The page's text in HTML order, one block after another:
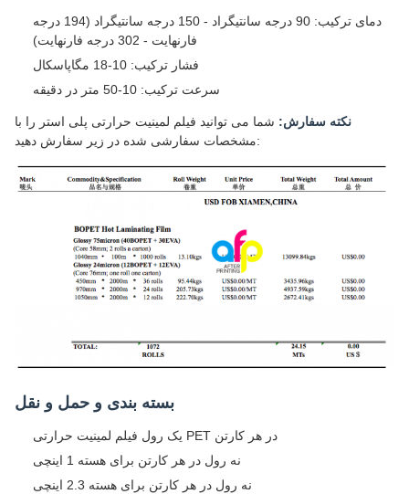
دمای ترکیب: 90 درجه سانتیگراد - 150 درجه سانتیگراد (194 درجه
فارنهایت - 302 درجه فارنهایت)
فشار ترکیب: 10-18 مگاپاسکال
سرعت ترکیب: 10-50 متر در دقیقه
نکته سفارش: شما می توانید فیلم لمینیت حرارتی پلی استر را با
مشخصات سفارشی شده در زیر سفارش دهید:
بسته بندی و حمل و نقل
یک رول فیلم لمینیت حرارتی PET در هر کارتن
نه رول در هر کارتن برای هسته 1 اینچی
نه رول در هر کارتن برای هسته 2.3 اینچی